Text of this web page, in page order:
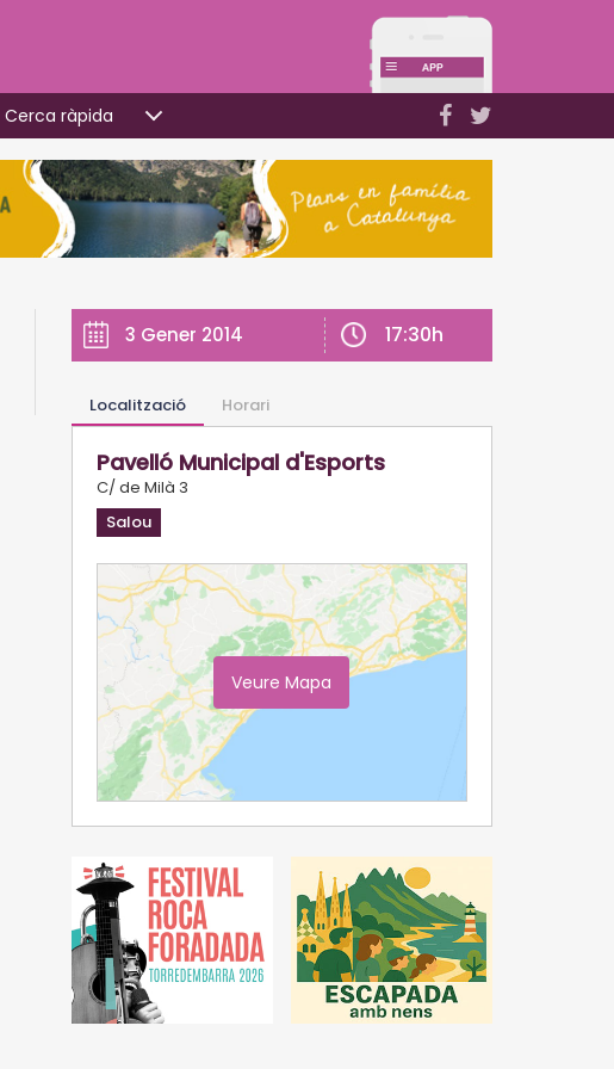
Cerca ràpida
3 Gener 2014 17:30h
Localització Horari
Pavelló Municipal d'Esports
C/ de Milà 3
Salou
Veure Mapa